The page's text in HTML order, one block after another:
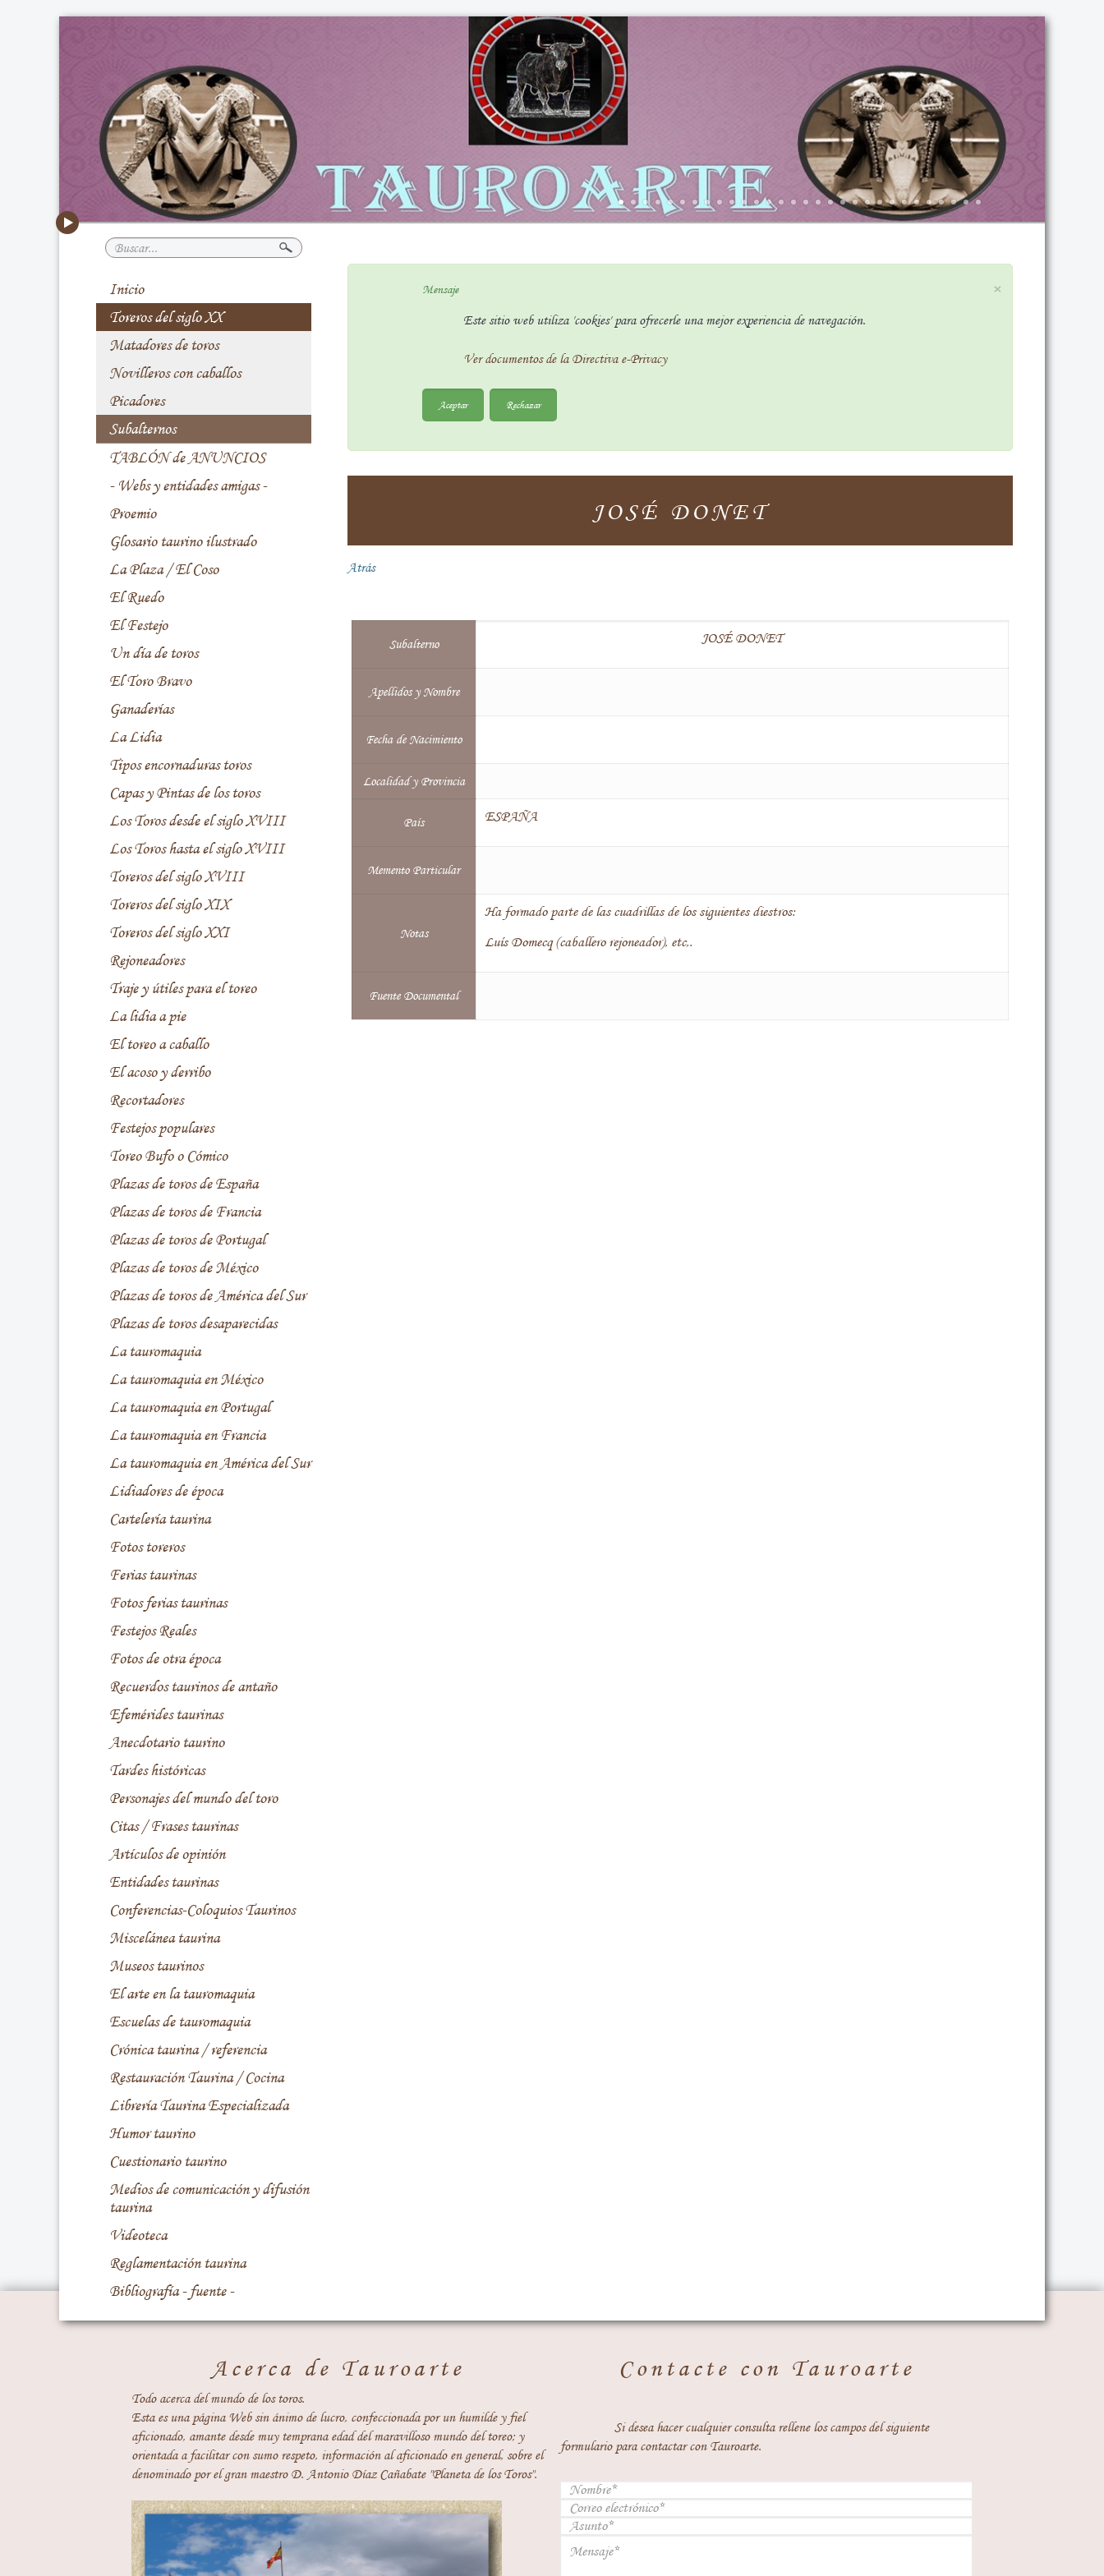
Buscar...
Inicio
Toreros del siglo XX
Matadores de toros
Novilleros con caballos
Picadores
Subalternos
TABLÓN de ANUNCIOS
- Webs y entidades amigas -
Proemio
Glosario taurino ilustrado
La Plaza / El Coso
El Ruedo
El Festejo
Un día de toros
El Toro Bravo
Ganaderías
La Lidia
Tipos encornaduras toros
Capas y Pintas de los toros
Los Toros desde el siglo XVIII
Los Toros hasta el siglo XVIII
Toreros del siglo XVIII
Toreros del siglo XIX
Toreros del siglo XXI
Rejoneadores
Traje y útiles para el toreo
La lidia a pie
El toreo a caballo
El acoso y derribo
Recortadores
Festejos populares
Toreo Bufo o Cómico
Plazas de toros de España
Plazas de toros de Francia
Plazas de toros de Portugal
Plazas de toros de México
Plazas de toros de América del Sur
Plazas de toros desaparecidas
La tauromaquia
La tauromaquia en México
La tauromaquia en Portugal
La tauromaquia en Francia
La tauromaquia en América del Sur
Lidiadores de época
Cartelería taurina
Fotos toreros
Ferias taurinas
Fotos ferias taurinas
Festejos Reales
Fotos de otra época
Recuerdos taurinos de antaño
Efemérides taurinas
Anecdotario taurino
Tardes históricas
Personajes del mundo del toro
Citas / Frases taurinas
Artículos de opinión
Entidades taurinas
Conferencias-Coloquios Taurinos
Miscelánea taurina
Museos taurinos
El arte en la tauromaquia
Escuelas de tauromaquia
Crónica taurina / referencia
Restauración Taurina / Cocina
Librería Taurina Especializada
Humor taurino
Cuestionario taurino
Medios de comunicación y difusión
taurina
Videoteca
Reglamentación taurina
Bibliografía - fuente -
×
Mensaje
Este sitio web utiliza 'cookies' para ofrecerle una mejor experiencia de navegación.
Ver documentos de la Directiva e-Privacy
Aceptar Rechazar
JOSÉ DONET
Atrás
Subalterno JOSÉ DONET
Apellidos y Nombre
Fecha de Nacimiento
Localidad y Provincia
País ESPAÑA
Memento Particular
Notas
Ha formado parte de las cuadrillas de los siguientes diestros:
Luís Domecq (caballero rejoneador), etc,.
Fuente Documental
Acerca de Tauroarte
Todo acerca del mundo de los toros.
Esta es una página Web sin ánimo de lucro, confeccionada por un humilde y fiel
aficionado, amante desde muy temprana edad del maravilloso mundo del toreo; y
orientada a facilitar con sumo respeto, información al aficionado en general, sobre el
denominado por el gran maestro D. Antonio Díaz Cañabate "Planeta de los Toros".
Contacte con Tauroarte
Si desea hacer cualquier consulta rellene los campos del siguiente
formulario para contactar con Tauroarte.